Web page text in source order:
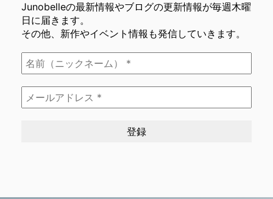
Junobelleの最新情報やブログの更新情報が毎週木曜
日に届きます。
その他、新作やイベント情報も発信していきます。
名
前
（ニ
ッ
ク
ー